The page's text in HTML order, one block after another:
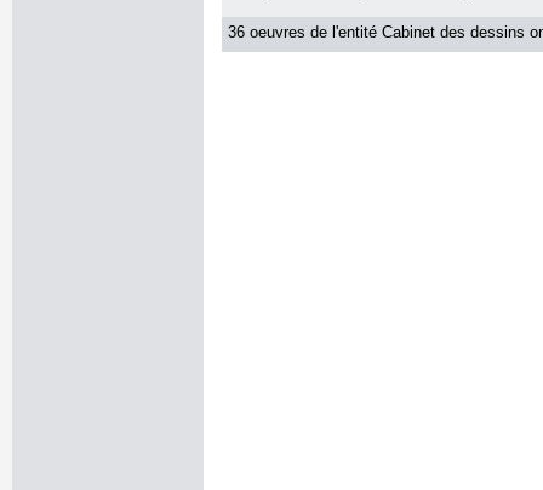
36 oeuvres de l'entité Cabinet des dessins